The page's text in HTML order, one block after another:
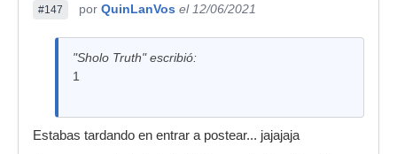
#147 por QuinLanVos el 12/06/2021
"Sholo Truth" escribió:
1
Estabas tardando en entrar a postear... jajajaja